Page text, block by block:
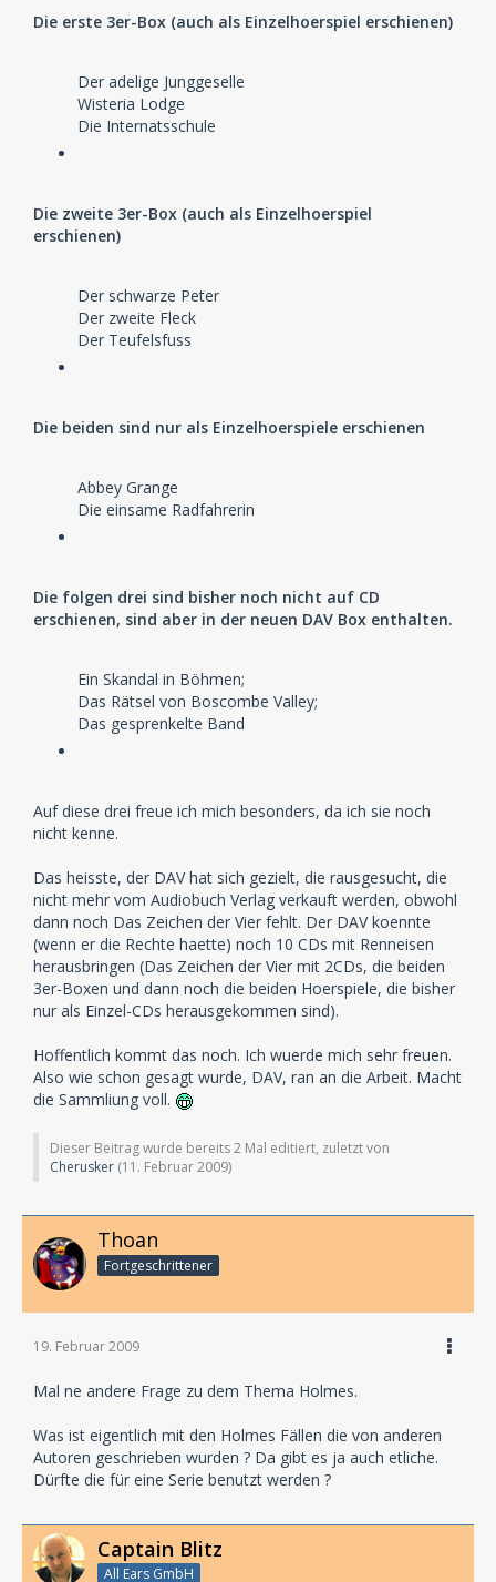
Die erste 3er-Box (auch als Einzelhoerspiel erschienen)
Der adelige Junggeselle
Wisteria Lodge
Die Internatsschule
Die zweite 3er-Box (auch als Einzelhoerspiel
erschienen)
Der schwarze Peter
Der zweite Fleck
Der Teufelsfuss
Die beiden sind nur als Einzelhoerspiele erschienen
Abbey Grange
Die einsame Radfahrerin
Die folgen drei sind bisher noch nicht auf CD
erschienen, sind aber in der neuen DAV Box enthalten.
Ein Skandal in Böhmen;
Das Rätsel von Boscombe Valley;
Das gesprenkelte Band
Auf diese drei freue ich mich besonders, da ich sie noch
nicht kenne.
Das heisste, der DAV hat sich gezielt, die rausgesucht, die
nicht mehr vom Audiobuch Verlag verkauft werden, obwohl
dann noch Das Zeichen der Vier fehlt. Der DAV koennte
(wenn er die Rechte haette) noch 10 CDs mit Renneisen
herausbringen (Das Zeichen der Vier mit 2CDs, die beiden
3er-Boxen und dann noch die beiden Hoerspiele, die bisher
nur als Einzel-CDs herausgekommen sind).
Hoffentlich kommt das noch. Ich wuerde mich sehr freuen.
Also wie schon gesagt wurde, DAV, ran an die Arbeit. Macht
die Sammliung voll.
Dieser Beitrag wurde bereits 2 Mal editiert, zuletzt von
Cherusker (11. Februar 2009)
Thoan
Fortgeschrittener
19. Februar 2009
Mal ne andere Frage zu dem Thema Holmes.
Was ist eigentlich mit den Holmes Fällen die von anderen
Autoren geschrieben wurden ? Da gibt es ja auch etliche.
Dürfte die für eine Serie benutzt werden ?
Captain Blitz
All Ears GmbH